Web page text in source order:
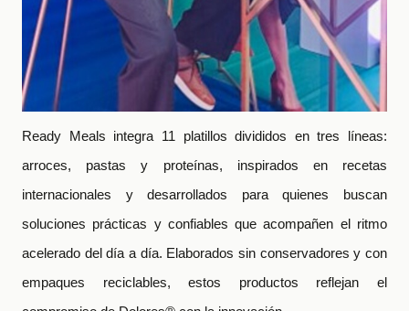
Ready Meals integra 11 platillos divididos en tres líneas:
arroces, pastas y proteínas, inspirados en recetas
internacionales y desarrollados para quienes buscan
soluciones prácticas y confiables que acompañen el ritmo
acelerado del día a día. Elaborados sin conservadores y con
empaques reciclables, estos productos reflejan el